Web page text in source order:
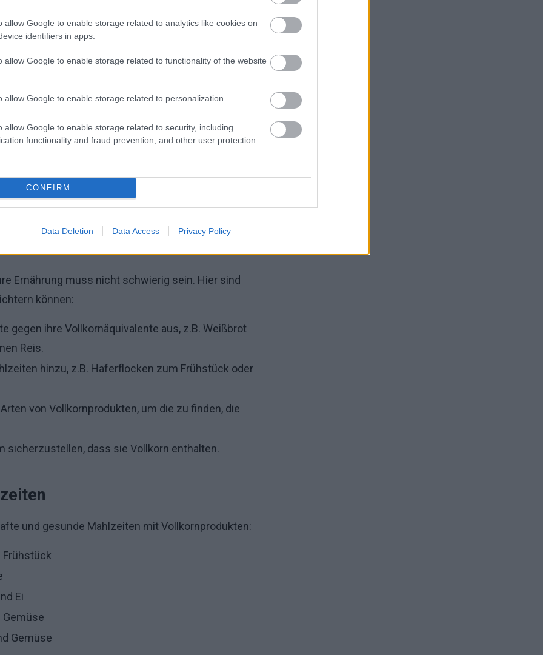
allow Google to enable storage related to analytics like cookies on
identifiers in apps.
allow Google to enable storage related to functionality of the website
allow Google to enable storage related to personalization.
allow Google to enable storage related to security, including
functionality and fraud prevention, and other user protection.
CONFIRM
Data Deletion Data Access Privacy Policy
Ergänzung zu einer Vielzahl von Mahlzeiten sein
einführen?
Ernährung muss nicht schwierig sein. Hier sind
können:
gegen ihre Vollkornäquivalente aus, z.B. Weißbrot
Reis.
hinzu, z.B. Haferflocken zum Frühstück oder
von Vollkornprodukten, um die zu finden, die
sicherzustellen, dass sie Vollkorn enthalten.
und gesunde Mahlzeiten mit Vollkornprodukten:
Ei
Gemüse